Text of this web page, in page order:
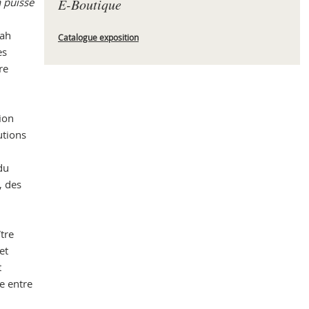
des
entre
E-Boutique
Catalogue exposition